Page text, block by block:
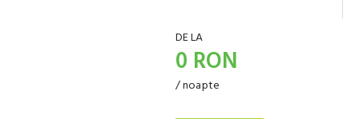
DE LA
0 RON
/ noapte